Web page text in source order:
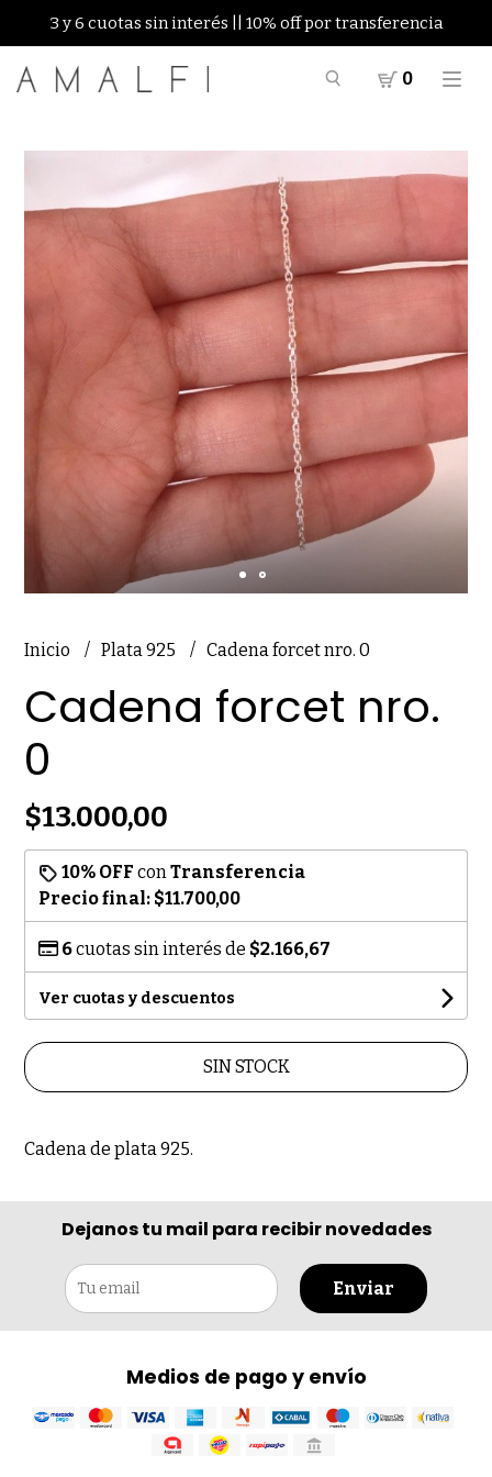
3 y 6 cuotas sin interés || 10% off por transferencia
0
Inicio Plata 925 Cadena forcet nro. 0
Cadena forcet nro.
0
$13.000,00
10% OFF conTransferencia
Precio final: $11.700,00
6cuotas sin interés de $2.166,67
Ver cuotas y descuentos
SIN STOCK
Cadena de plata 925.
Dejanos tu mail para recibir novedades
Enviar
Medios de pago y envío